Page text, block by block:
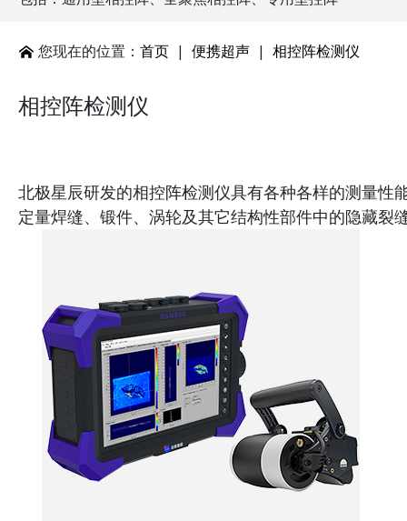
您现在的位置： 首页| 便携超声| 相控阵检测仪
相控阵检测仪
北极星辰研发的相控阵检测仪具有各种各样的测量性
定量焊缝、锻件、涡轮及其它结构性部件中的隐藏裂